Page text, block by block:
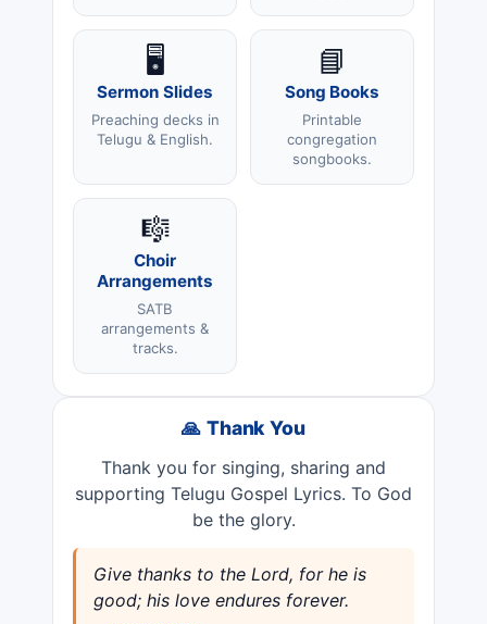
🖥️
Sermon Slides
Preaching decks in
Telugu & English.
📘
Song Books
Printable
congregation
songbooks.
🎼
Choir
Arrangements
SATB
arrangements &
tracks.
🙏 Thank You
Thank you for singing, sharing and
supporting Telugu Gospel Lyrics. To God
be the glory.
Give thanks to the Lord, for he is
good; his love endures forever.